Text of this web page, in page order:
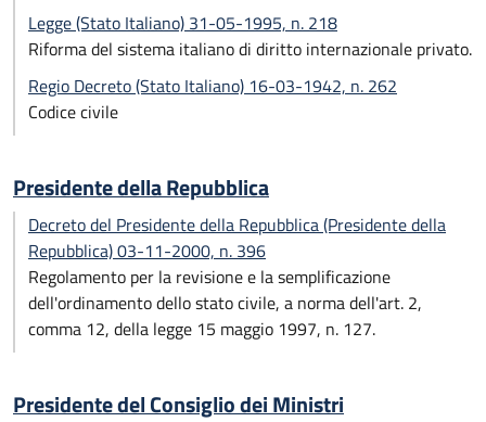
Legge (Stato Italiano) 31-05-1995, n. 218
Riforma del sistema italiano di diritto internazionale privato.
Regio Decreto (Stato Italiano) 16-03-1942, n. 262
Codice civile
Presidente della Repubblica
Decreto del Presidente della Repubblica (Presidente della
Repubblica) 03-11-2000, n. 396
Regolamento per la revisione e la semplificazione
dell'ordinamento dello stato civile, a norma dell'art. 2,
comma 12, della legge 15 maggio 1997, n. 127.
Presidente del Consiglio dei Ministri